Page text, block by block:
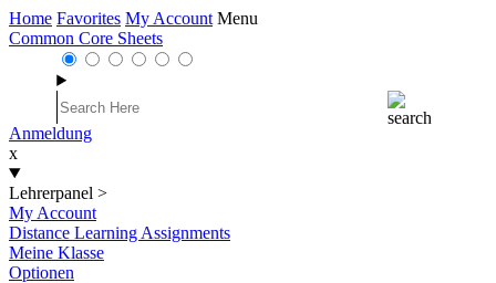
Home Favorites My Account Menu
Common Core Sheets
Anmeldung
x
Lehrerpanel >
My Account
Distance Learning Assignments
Meine Klasse
Optionen